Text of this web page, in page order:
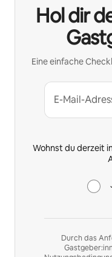
Hol dir
Eine einfache
E-Mail-
Wohnst du derzeit
Durch das